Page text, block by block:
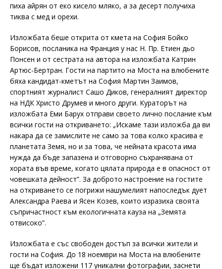
пиха айрян от еко кисело мляко, а за десерт получиха
тиква с мед и орехи.
Изложбата беше открита от кмета на София Бойко
Борисов, посланика на Франция у нас Н. Пр. Етиен дьо
Понсен и от сестрата на автора на изложбата Катрин
Артюс-Бертран. Гости на партито на Моста на влюбените
бяха кандидат-кметът на София Мартин Заимов,
спортният журналист Сашо Диков, генералният директор
на НДК Христо Друмев и много други. Кураторът на
изложбата Еми Барух отправи своето лично послание към
всички гости на откриването: „Искаме тази изложба да ви
накара да се замислите не само за това колко красива е
планетата Земя, но и за това, че нейната красота има
нужда да бъде запазена и отговорно съхранявана от
хората във време, когато цялата природа е в опасност от
човешката дейност”. За доброто настроение на гостите
на откриването се погрижи нашумелият напоследък дует
Александра Раева и Ясен Козев, които изразиха своята
съпричастност към екологичната кауза на „Земята
отвисоко”.
Изложбата е със свободен достъп за всички жители и
гости на София. До 18 ноември на Моста на влюбените
ще бъдат изложени 117 уникални фотографии, заснети